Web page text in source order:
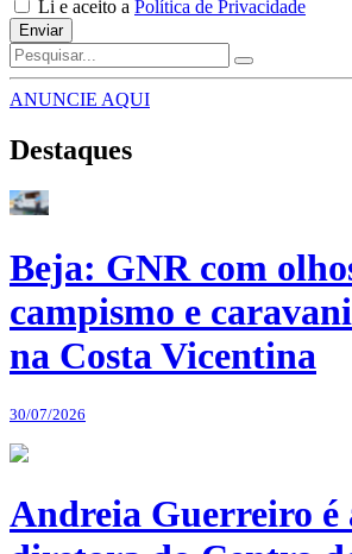
Li e aceito a Política de Privacidade
Enviar
ANUNCIE AQUI
Destaques
Beja: GNR com
campismo e
na Costa Vicentina
30/07/2026
Andreia Guerreiro é